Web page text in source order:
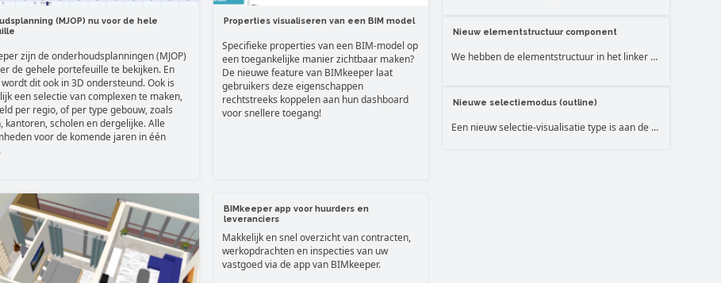
(MJOP) nu voor de hele
zijn de onderhoudsplanningen (MJOP)
de gehele portefeuille te bekijken. En
dit ook in 3D ondersteund. Ook is
een selectie van complexen te maken,
per regio, of per type gebouw, zoals
kantoren, scholen en dergelijke. Alle
voor de komende jaren in één
Properties visualiseren van een BIM model
Specifieke properties van een BIM-model op
een toegankelijke manier zichtbaar maken?
De nieuwe feature van BIMkeeper laat
gebruikers deze eigenschappen
rechtstreeks koppelen aan hun dashboard
voor snellere toegang!
BIMkeeper app voor huurders en
leveranciers
Makkelijk en snel overzicht van contracten,
werkopdrachten en inspecties van uw
vastgoed via de app van BIMkeeper.
Nieuw elementstructuur component
We hebben de elementstructuur in het linker paneel van de viewer volledig herschreven en gereviseerd. Verbeterde prestaties, navigatie en (multi) selectie functies.
Nieuwe selectiemodus (outline)
Een nieuw selectie-visualisatie type is aan de viewer toegevoegd. De viewer geeft een een omlijning van het object weer en het object blijft zichtbaar, zelfs als het zich achter een ander object bevindt.